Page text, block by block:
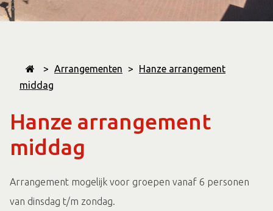
> Arrangementen >
Hanze arrangement
middag
Hanze arrangement
middag
Arrangement mogelijk voor groepen vanaf 6 personen
van dinsdag t/m zondag.